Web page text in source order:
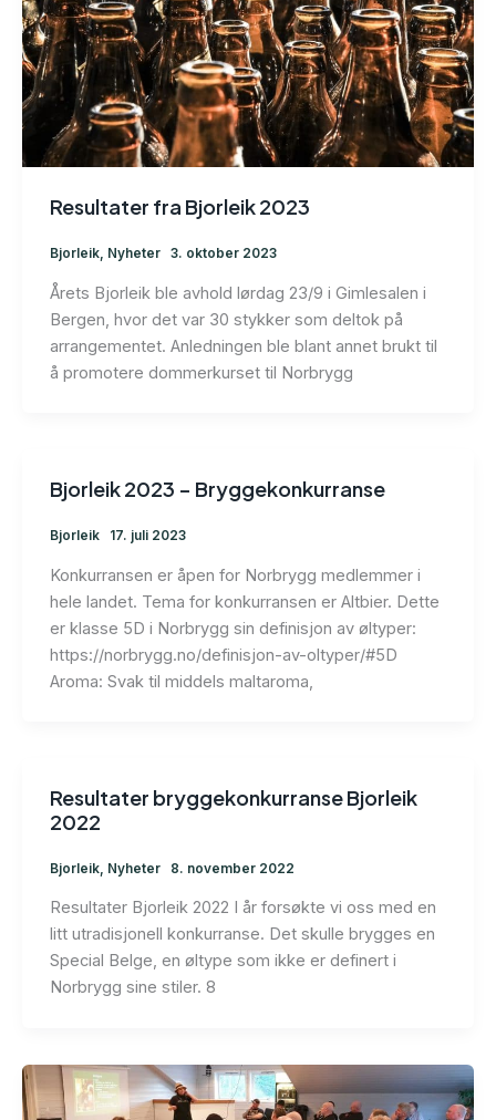
Resultater fra Bjorleik 2023
Bjorleik, Nyheter 3. oktober 2023
Årets Bjorleik ble avhold lørdag 23/9 i Gimlesalen i
Bergen, hvor det var 30 stykker som deltok på
arrangementet. Anledningen ble blant annet brukt til
å promotere dommerkurset til Norbrygg
Bjorleik 2023 – Bryggekonkurranse
Bjorleik 17. juli 2023
Konkurransen er åpen for Norbrygg medlemmer i
hele landet. Tema for konkurransen er Altbier. Dette
er klasse 5D i Norbrygg sin definisjon av øltyper:
https://norbrygg.no/definisjon-av-oltyper/#5D
Aroma: Svak til middels maltaroma,
Resultater bryggekonkurranse Bjorleik
2022
Bjorleik, Nyheter 8. november 2022
Resultater Bjorleik 2022 I år forsøkte vi oss med en
litt utradisjonell konkurranse. Det skulle brygges en
Special Belge, en øltype som ikke er definert i
Norbrygg sine stiler. 8